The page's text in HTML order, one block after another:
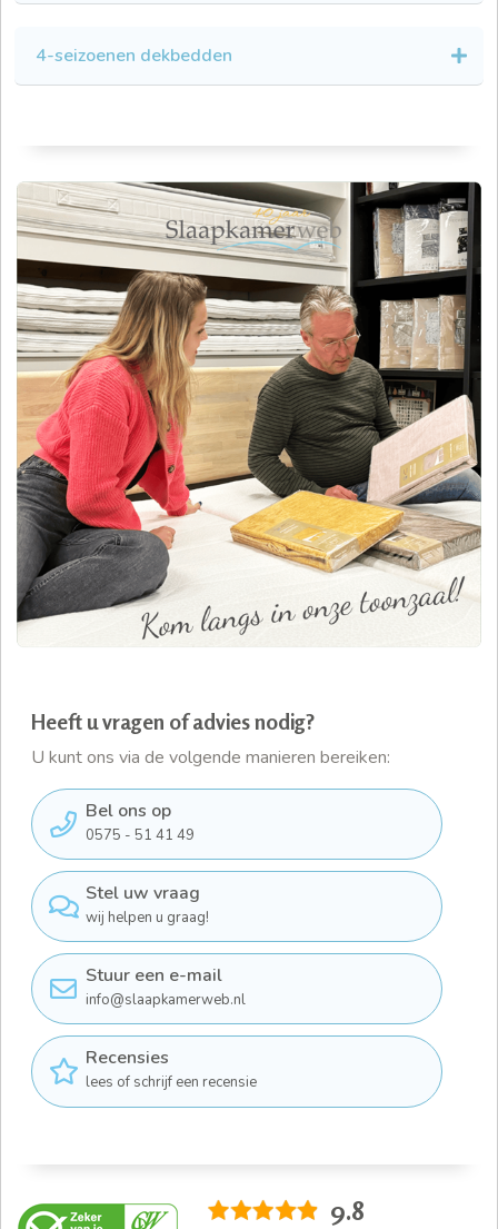
Heeft u vragen of advies nodig?
U kunt ons via de volgende manieren bereiken:
Bel ons op
0575 - 51 41 49
Stel uw vraag
wij helpen u graag!
Stuur een e-mail
info@slaapkamerweb.nl
Recensies
lees of schrijf een recensie
9.8
4-seizoenen dekbedden